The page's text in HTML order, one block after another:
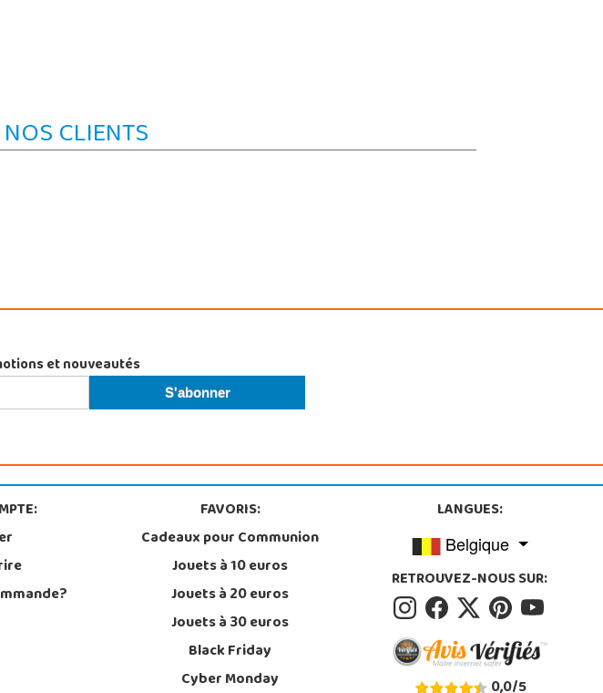
CLIENTS
et nouveautés
FAVORIS:
Cadeaux pour Communion
Jouets à 10 euros
Jouets à 20 euros
Jouets à 30 euros
Black Friday
Cyber Monday
LANGUES:
Belgique
RETROUVEZ-NOUS SUR: